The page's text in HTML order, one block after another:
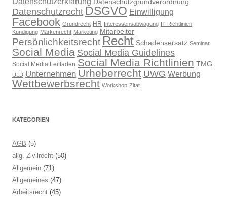
Datenschutzgrundverordnung
Datenschutzrecht DSGVO Einwilligung
Facebook Grundrecht HR Interessensabwägung IT-Richtlinien
Kündigung Markenrecht Marketing Mitarbeiter
Persönlichkeitsrecht Recht Schadensersatz Seminar
Social Media Social Media Guidelines
Social Media Leitfaden Social Media Richtlinien TMG
ULD Unternehmen Urheberrecht UWG Werbung
Wettbewerbsrecht Workshop Zitat
KATEGORIEN
AGB (5)
allg. Zivilrecht (50)
Allgemein (71)
Allgemeines (47)
Arbeitsrecht (45)